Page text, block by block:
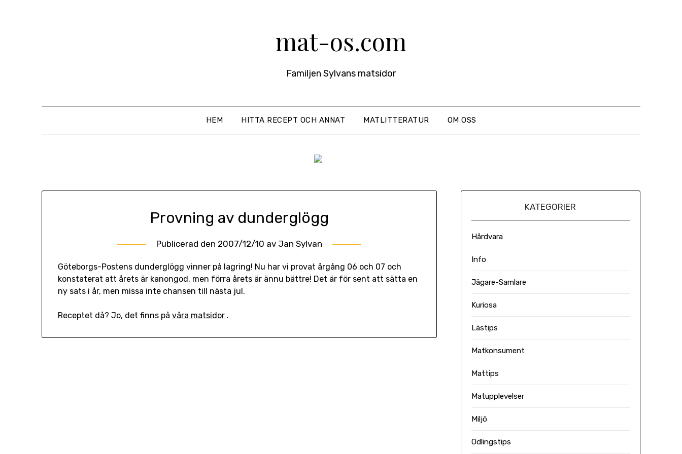
mat-os.com
Familjen Sylvans matsidor
HEM HITTA RECEPT OCH ANNAT MATLITTERATUR OM OSS
Provning av dunderglögg
Publicerad den 2007/12/10 av Jan Sylvan
Göteborgs-Postens dunderglögg vinner på lagring! Nu har vi provat årgång 06 och 07 och
konstaterat att årets är kanongod, men förra årets är ännu bättre! Det är för sent att sätta en
ny sats i år, men missa inte chansen till nästa jul.
Receptet då? Jo, det finns påvåra matsidor .
KATEGORIER
Hårdvara
Info
Jägare-Samlare
Kuriosa
Lästips
Matkonsument
Mattips
Matupplevelser
Miljö
Odlingstips